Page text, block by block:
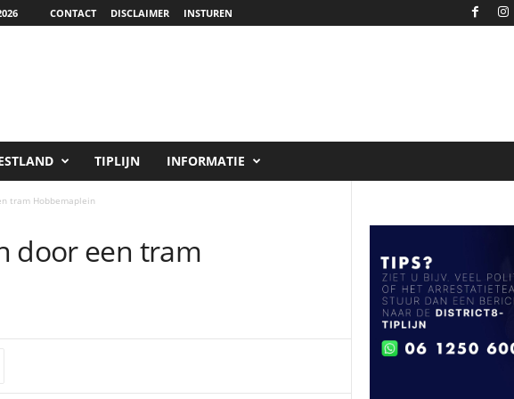
CONTACT DISCLAIMER INSTUREN
TIPLIJN INFORMATIE
tram Hobbemaplein
door een tram